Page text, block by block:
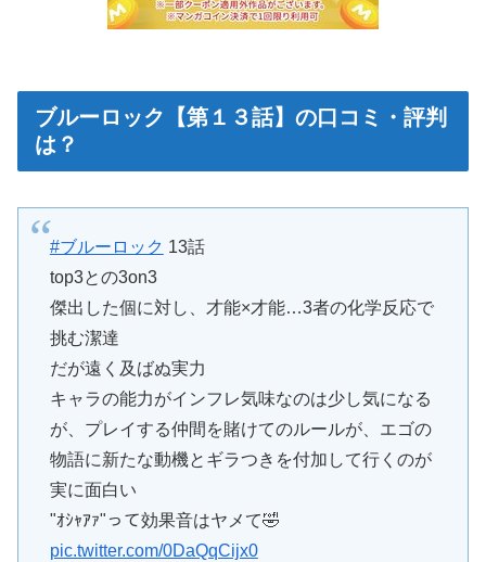
ブルーロック【第１３話】の口コミ・評判
は？
#ブルーロック 13話
top3との3on3
傑出した個に対し、才能×才能…3者の化学反応で
挑む潔達
だが遠く及ばぬ実力
キャラの能力がインフレ気味なのは少し気になる
が、プレイする仲間を賭けてのルールが、エゴの
物語に新たな動機とギラつきを付加して行くのが
実に面白い
"ｵｼｬｱｧ"って効果音はヤメて🤣
pic.twitter.com/0DaQqCijx0